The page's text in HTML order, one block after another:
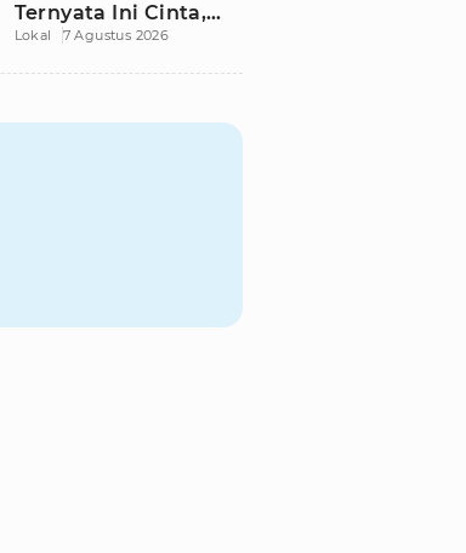
Ternyata Ini Cinta,
Ngaku Keluar dari
Lokal 7 Agustus 2026